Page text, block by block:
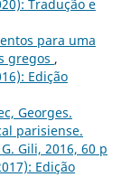
Tradução e
para uma
gregos ,
Edição
Georges.
parisiense.
Gili, 2016, 60 p
Edição